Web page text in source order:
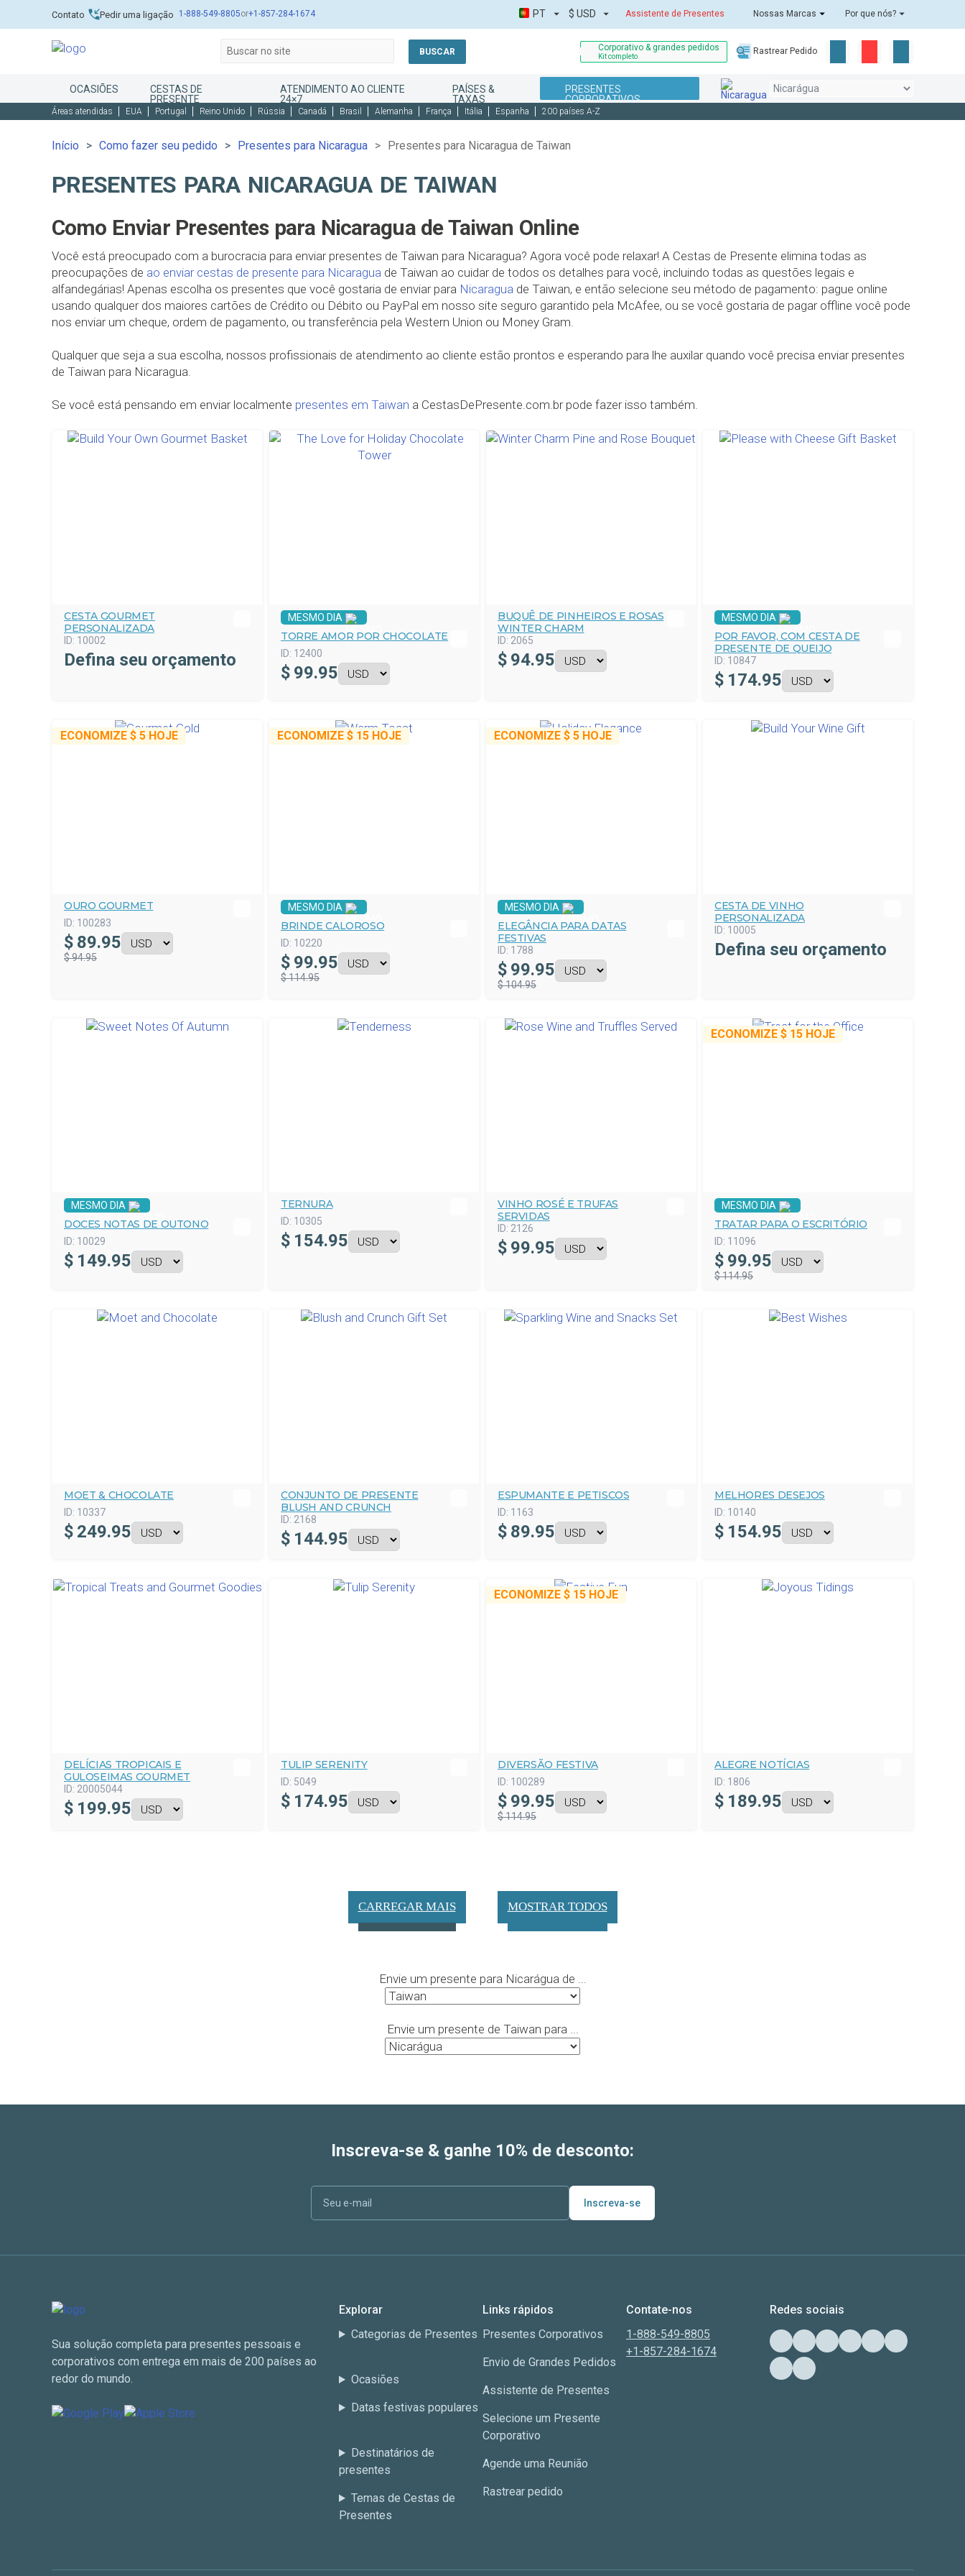
Contato Pedir uma ligação 1-888-549-8805or+1-857-284-1674 Assistente de Presentes Nossas Marcas Por que nós?
PT $ USD
BUSCAR Corporativo & grandes pedidos
Kit completo
Rastrear Pedido
OCASIÕES
CESTAS DE
PRESENTE
ATENDIMENTO AO CLIENTE
24×7
PAÍSES &
TAXAS
PRESENTES
CORPORATIVOS
Áreas atendidas EUA Portugal Reino Unido Rússia Canadá Brasil Alemanha França Itália Espanha 200 países A-Z
Início Como fazer seu pedido Presentes para Nicaragua Presentes para Nicaragua de Taiwan
PRESENTES PARA NICARAGUA DE TAIWAN
Como Enviar Presentes para Nicaragua de Taiwan Online
Você está preocupado com a burocracia para enviar presentes de Taiwan para Nicaragua? Agora você pode relaxar! A Cestas de Presente elimina todas as
preocupações de ao enviar cestas de presente para Nicaragua de Taiwan ao cuidar de todos os detalhes para você, incluindo todas as questões legais e
alfandegárias! Apenas escolha os presentes que você gostaria de enviar para Nicaragua de Taiwan, e então selecione seu método de pagamento: pague online
usando qualquer dos maiores cartões de Crédito ou Débito ou PayPal em nosso site seguro garantido pela McAfee, ou se você gostaria de pagar offline você pode
nos enviar um cheque, ordem de pagamento, ou transferência pela Western Union ou Money Gram.
Qualquer que seja a sua escolha, nossos profissionais de atendimento ao cliente estão prontos e esperando para lhe auxilar quando você precisa enviar presentes
de Taiwan para Nicaragua.
Se você está pensando em enviar localmente presentes em Taiwan a CestasDePresente.com.br pode fazer isso também.
CESTA GOURMET
PERSONALIZADA
ID: 10002
Defina seu orçamento
MESMO DIA
TORRE AMOR POR CHOCOLATE
ID: 12400
$ 99.95
BUQUÊ DE PINHEIROS E ROSAS
WINTER CHARM
ID: 2065
$ 94.95
MESMO DIA
POR FAVOR, COM CESTA DE
PRESENTE DE QUEIJO
ID: 10847
$ 174.95
ECONOMIZE $ 5 HOJE
OURO GOURMET
ID: 100283
$ 89.95
$ 94.95
ECONOMIZE $ 15 HOJE
MESMO DIA
BRINDE CALOROSO
ID: 10220
$ 99.95
$ 114.95
ECONOMIZE $ 5 HOJE
MESMO DIA
ELEGÂNCIA PARA DATAS
FESTIVAS
ID: 1788
$ 99.95
$ 104.95
CESTA DE VINHO
PERSONALIZADA
ID: 10005
Defina seu orçamento
MESMO DIA
DOCES NOTAS DE OUTONO
ID: 10029
$ 149.95
TERNURA
ID: 10305
$ 154.95
VINHO ROSÉ E TRUFAS
SERVIDAS
ID: 2126
$ 99.95
ECONOMIZE $ 15 HOJE
MESMO DIA
TRATAR PARA O ESCRITÓRIO
ID: 11096
$ 99.95
$ 114.95
MOET & CHOCOLATE
ID: 10337
$ 249.95
CONJUNTO DE PRESENTE
BLUSH AND CRUNCH
ID: 2168
$ 144.95
ESPUMANTE E PETISCOS
ID: 1163
$ 89.95
MELHORES DESEJOS
ID: 10140
$ 154.95
DELÍCIAS TROPICAIS E
GULOSEIMAS GOURMET
ID: 20005044
$ 199.95
TULIP SERENITY
ID: 5049
$ 174.95
ECONOMIZE $ 15 HOJE
DIVERSÃO FESTIVA
ID: 100289
$ 99.95
$ 114.95
ALEGRE NOTÍCIAS
ID: 1806
$ 189.95
CARREGAR MAIS MOSTRAR TODOS
Envie um presente para Nicarágua de ...
Envie um presente de Taiwan para ...
Inscreva-se & ganhe 10% de desconto:
Inscreva-se
Sua solução completa para presentes pessoais e
corporativos com entrega em mais de 200 países ao
redor do mundo.
Explorar
Categorias de Presentes
Ocasiões
Datas festivas populares
Destinatários de
presentes
Temas de Cestas de
Presentes
Links rápidos
Presentes Corporativos
Envio de Grandes Pedidos
Assistente de Presentes
Selecione um Presente
Corporativo
Agende uma Reunião
Rastrear pedido
Contate-nos
1-888-549-8805
+1-857-284-1674
Redes sociais